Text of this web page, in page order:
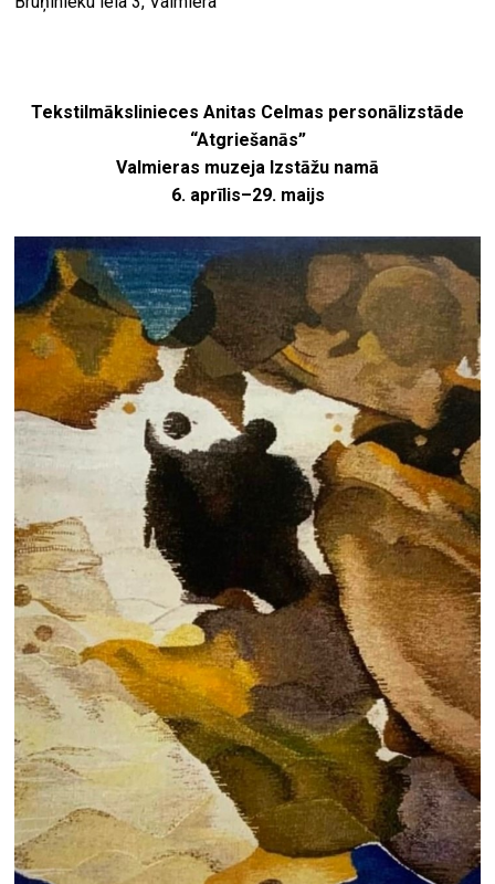
Tekstilmākslinieces Anitas Celmas personālizstāde
“Atgriešanās”
Valmieras muzeja Izstāžu namā
6. aprīlis–29. maijs